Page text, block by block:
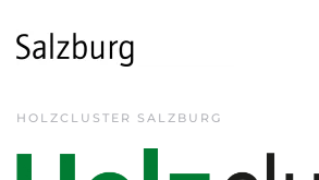
HOLZCLUSTER SALZBURG